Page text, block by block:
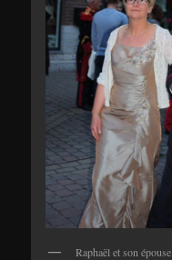
Raphaël et son épouse